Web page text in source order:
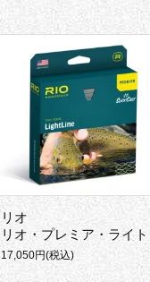
リオ
リオ・プレミア・ライトライン
17,050円(税込)